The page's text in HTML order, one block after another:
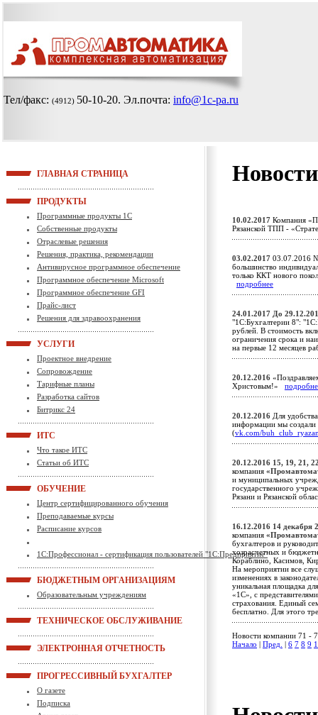
Тел/факс: (4912) 50-10-20. Эл.почта: info@1c-pa.ru
ГЛАВНАЯ СТРАНИЦА
ПРОДУКТЫ
Программные продукты 1С
Собственные продукты
Отраслевые решения
Решения, практика, рекомендации
Антивирусное программное обеспечение
Программное обеспечение Microsoft
Программное обеспечение GFI
Прайс-лист
Решения для здравоохранения
УСЛУГИ
Проектное внедрение
Сопровождение
Тарифные планы
Разработка сайтов
Битрикс 24
ИТС
Что такое ИТС
Статьи об ИТС
ОБУЧЕНИЕ
Центр сертифицированного обучения
Преподаваемые курсы
Расписание курсов
1С:Профессионал - сертификация пользователей "1С:Предприятие"
БЮДЖЕТНЫМ ОРГАНИЗАЦИЯМ
Образовательным учреждениям
ТЕХНИЧЕСКОЕ ОБСЛУЖИВАНИЕ
ЭЛЕКТРОННАЯ ОТЧЕТНОСТЬ
ПРОГРЕССИВНЫЙ БУХГАЛТЕР
О газете
Подписка
10.02.2017 Компания
Рязанской ТПП -
03.02.2017 03.07.2016
большинство
только ККТ нового
подробнее
24.01.2017 До
"1С:Бухгалтерии 8":
рублей. В стоимость
ограничения срока и
на первые 12 месяцев
20.12.2016
Христовым!»
20.12.2016 Для
информации мы создали
(vk.com/
20.12.2016 15, 19, 21,
компания
и муниципальных
государственного
Рязани и Рязанской
16.12.2016 14 декабря
компания
бухгалтеров и
хозрасчетных и
Кораблино, Касимов,
На мероприятии все
изменениях в
уникальная площадка
«1С», с
страхования. Единый
бесплатно. Для этого
Новости компании 71 -
Начало
Пред. 6 7 8 9